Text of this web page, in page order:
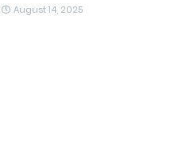
August 14, 2025